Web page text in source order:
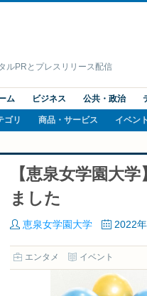
ルPRとプレスリリース配信
ム ビジネス 公共・政治
ゴリ 商品・サービス イベント
【恵泉女学園大
ました
恵泉女学園大学 2022
エンタメ イベント